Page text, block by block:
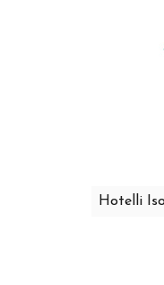
Hotelli